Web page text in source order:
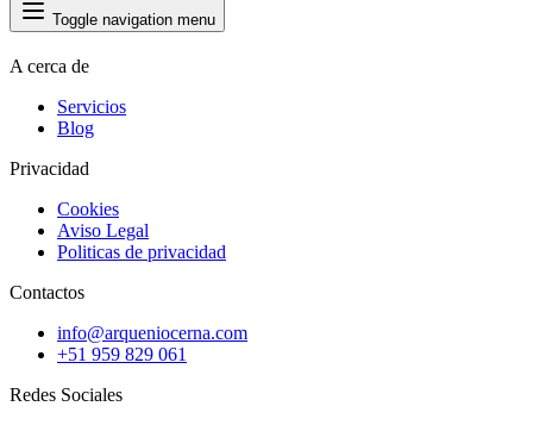
Toggle navigation menu
A cerca de
Servicios
Blog
Privacidad
Cookies
Aviso Legal
Politicas de privacidad
Contactos
info@arqueniocerna.com
+51 959 829 061
Redes Sociales